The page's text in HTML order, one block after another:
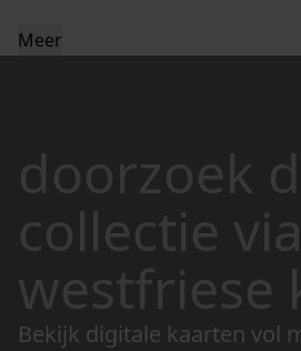
Meer
doorzoek
collectie
westfriese
Bekijk digitale kaarten vol